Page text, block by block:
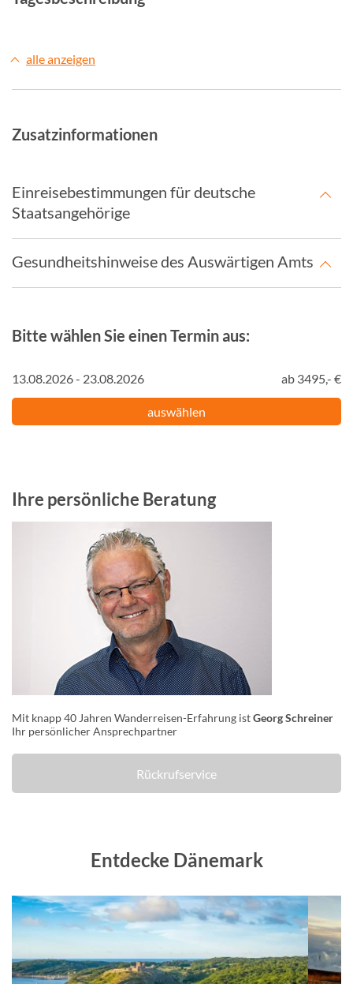
alle anzeigen
Zusatzinformationen
Einreisebestimmungen für deutsche
Staatsangehörige
Gesundheitshinweise des Auswärtigen Amts
Bitte wählen Sie einen Termin aus:
13.08.2026 - 23.08.2026 ab 3495,- €
auswählen
Ihre persönliche Beratung
Mit knapp 40 Jahren Wanderreisen-Erfahrung istGeorg Schreiner
Ihr persönlicher Ansprechpartner
Rückrufservice
Entdecke Dänemark